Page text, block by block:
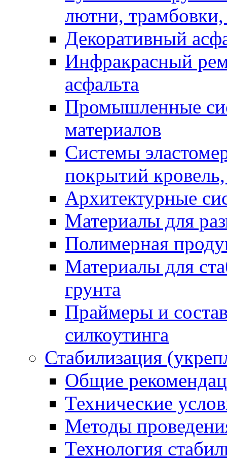
лютни, трамбовки,
Декоративный
Инфракрасный
асфальта
Промышленные
материалов
Системы
покрытий
Архитектурные
Материалы для
Полимерная
Материалы для
грунта
Праймеры и
силкоутинга
Стабилизация
Общие
Технические
Методы
Технология